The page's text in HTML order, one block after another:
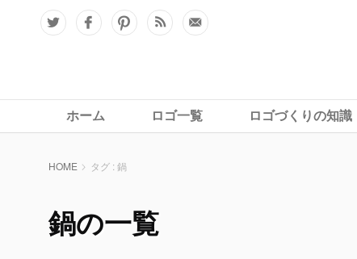
ホーム ロゴ一覧 ロゴづくりの知識
HOME タグ : 鍋
鍋の一覧